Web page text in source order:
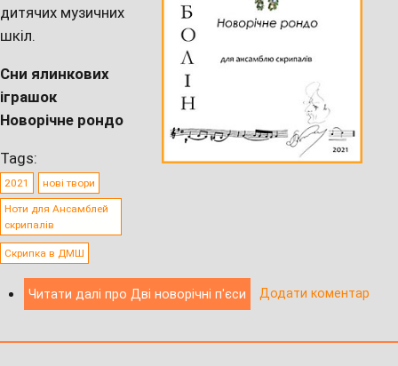
дитячих музичних
шкіл.
Сни ялинкових
іграшок
Новорічне рондо
Tags:
2021 нові твори
Ноти для Ансамблей
скрипалів
Скрипка в ДМШ
Читати далі про Дві новорічні п'єси Додати коментар